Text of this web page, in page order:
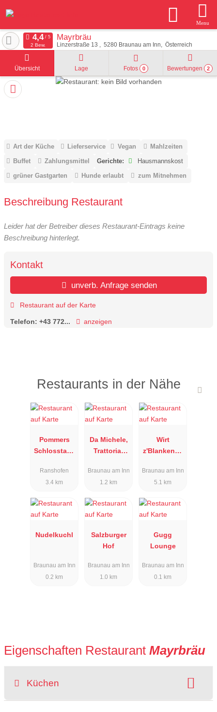
Menu
Mayrbräu
Linzerstraße 13 5280 Braunau am Inn Österreich
2 Bew.
Übersicht Lage Fotos 0 Bewertungen 2
Art der Küche Lieferservice Vegan
Mahlzeiten
Buffet
Zahlungsmittel Gerichte:
Hausmannskost
grüner Gastgarten
Hunde erlaubt zum Mitnehmen
Beschreibung Restaurant
Leider hat der Betreiber dieses Restaurant-Eintrags keine
Beschreibung hinterlegt.
Kontakt
unverb. Anfrage senden
Restaurant auf der Karte
Telefon: +43 772... anzeigen
Restaurants in der Nähe
Pommers
Schlosstave
Ranshofen
3.4 km
Da Michele,
Trattoria-
Braunau am Inn
1.2 km
Wirt
z'Blankenba
Braunau am Inn
5.1 km
Nudelkuchl
Braunau am Inn
0.2 km
Salzburger
Hof
Braunau am Inn
1.0 km
Gugg
Lounge
Braunau am Inn
0.1 km
Eigenschaften Restaurant Mayrbräu
Küchen